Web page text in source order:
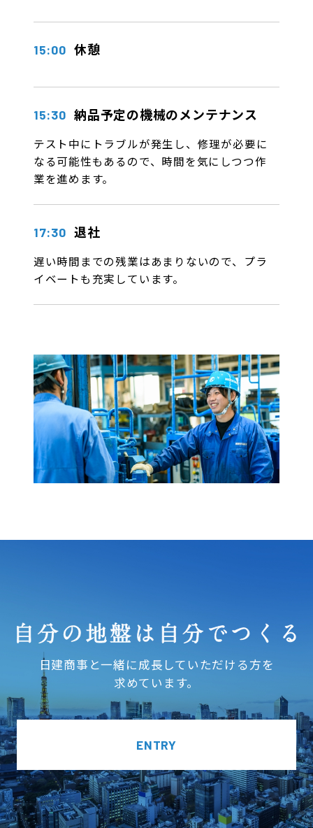
15:00 休憩
15:30 納品予定の機械のメンテナンス
テスト中にトラブルが発生し、修理が必要に
なる可能性もあるので、時間を気にしつつ作
業を進めます。
17:30 退社
遅い時間までの残業はあまりないので、プラ
イベートも充実しています。
日建商事と一緒に成長していただける方を
求めています。
ENTRY